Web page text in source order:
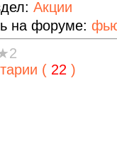
Акции
на форуме:
( 22 )